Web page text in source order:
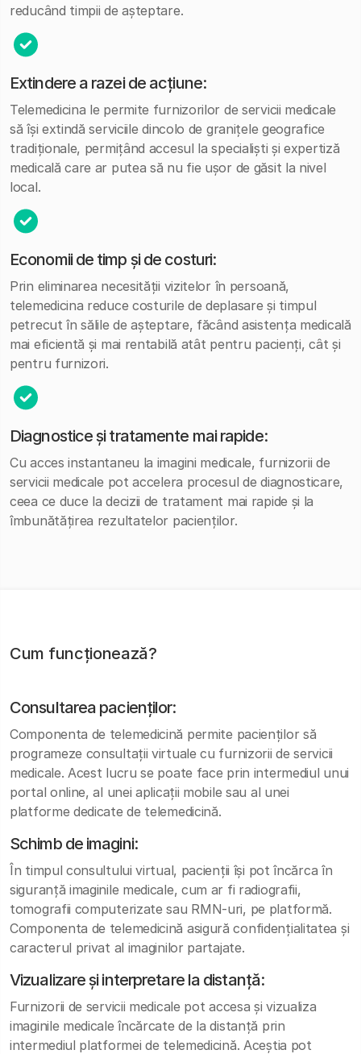
reducând timpii de așteptare.
Extindere a razei de acțiune:
Telemedicina le permite furnizorilor de servicii medicale
să își extindă serviciile dincolo de granițele geografice
tradiționale, permițând accesul la specialiști și expertiză
medicală care ar putea să nu fie ușor de găsit la nivel
local.
Economii de timp și de costuri:
Prin eliminarea necesității vizitelor în persoană,
telemedicina reduce costurile de deplasare și timpul
petrecut în sălile de așteptare, făcând asistența medicală
mai eficientă și mai rentabilă atât pentru pacienți, cât și
pentru furnizori.
Diagnostice și tratamente mai rapide:
Cu acces instantaneu la imagini medicale, furnizorii de
servicii medicale pot accelera procesul de diagnosticare,
ceea ce duce la decizii de tratament mai rapide și la
îmbunătățirea rezultatelor pacienților.
Cum funcționează?
Consultarea pacienților:
Componenta de telemedicină permite pacienților să
programeze consultații virtuale cu furnizorii de servicii
medicale. Acest lucru se poate face prin intermediul unui
portal online, al unei aplicații mobile sau al unei
platforme dedicate de telemedicină.
Schimb de imagini:
În timpul consultului virtual, pacienții își pot încărca în
siguranță imaginile medicale, cum ar fi radiografii,
tomografii computerizate sau RMN-uri, pe platformă.
Componenta de telemedicină asigură confidențialitatea și
caracterul privat al imaginilor partajate.
Vizualizare și interpretare la distanță:
Furnizorii de servicii medicale pot accesa și vizualiza
imaginile medicale încărcate de la distanță prin
intermediul platformei de telemedicină. Aceștia pot